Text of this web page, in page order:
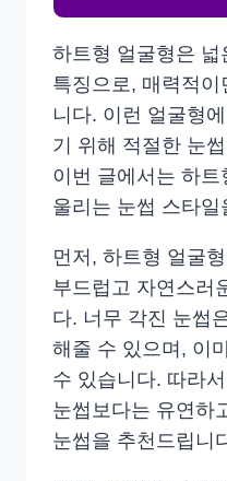
하트형 얼굴형은 넓
특징으로, 매력적
니다. 이런 얼굴형
기 위해 적절한 눈
이번 글에서는 하트
울리는 눈썹 스타
먼저, 하트형 얼굴
부드럽고 자연스러
다. 너무 각진 눈썹
해줄 수 있으며, 이
수 있습니다. 따라
눈썹보다는 유연하
눈썹을 추천드립니